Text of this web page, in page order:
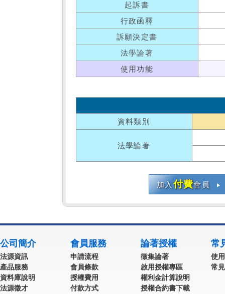
起訴書
行政函釋
訴願決定書
法學論著
使用功能
資料類別
法學論著
加入付費會員
公司簡介
法源資訊
產品服務
資料庫說明
法源徵才
會員服務
申請流程
會員條款
授權費用
付款方式
論著授權
徵集論著
啟用授權專區
權利金計算說明
授權合約書下載
常
使
常